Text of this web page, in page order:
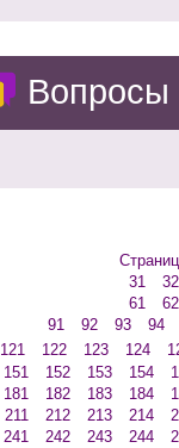
Вопросы
31
32
61
62
91
92 93 94
121
122 123 124
151
152 153 154
181
182 183 184
211
212 213 214
241
242 243 244